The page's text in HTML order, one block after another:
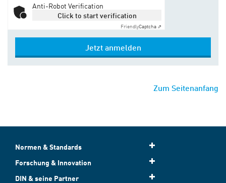
Anti-Robot Verification
Click to start verification
FriendlyCaptcha ⇗
Jetzt anmelden
Zum Seitenanfang
Normen & Standards
Forschung & Innovation
DIN & seine Partner